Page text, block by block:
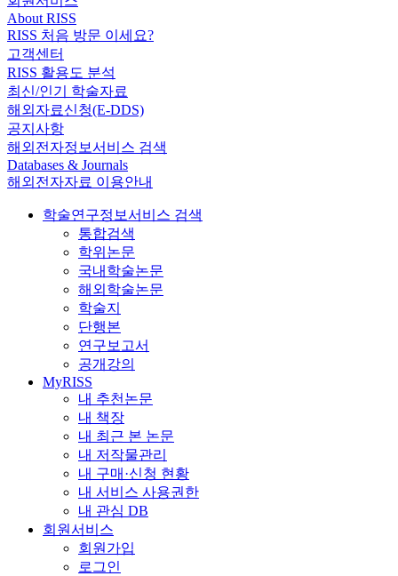
About RISS
RISS 처음 방문 이세요?
고객센터
RISS 활용도 분석
최신/인기 학술자료
해외자료신청(E-DDS)
공지사항
해외전자정보서비스 검색
Databases & Journals
해외전자자료 이용안내
학술연구정보서비스 검색
통합검색
학위논문
국내학술논문
해외학술논문
학술지
단행본
연구보고서
공개강의
MyRISS
내 추천논문
내 책장
내 최근 본 논문
내 저작물관리
내 구매·신청 현황
내 서비스 사용권한
내 관심 DB
회원서비스
회원가입
로그인